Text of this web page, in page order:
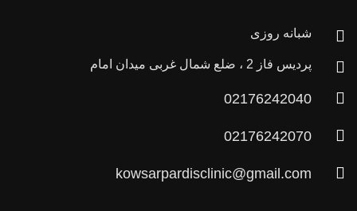
شبانه روزی
پردیس فاز 2 ، ضلع شمال غربی میدان امام
02176242040
02176242070
kowsarpardisclinic@gmail.com